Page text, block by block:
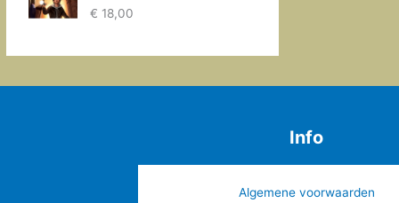
€ 18,00
Info
Algemene voorwaarden